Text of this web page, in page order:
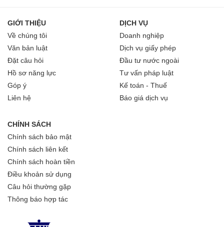
GIỚI THIỆU
Về chúng tôi
Văn bản luật
Đặt câu hỏi
Hồ sơ năng lực
Góp ý
Liên hệ
DỊCH VỤ
Doanh nghiệp
Dịch vụ giấy phép
Đầu tư nước ngoài
Tư vấn pháp luật
Kế toán - Thuế
Báo giá dịch vụ
CHÍNH SÁCH
Chính sách bảo mật
Chính sách liên kết
Chính sách hoàn tiền
Điều khoản sử dụng
Câu hỏi thường gặp
Thông báo hợp tác